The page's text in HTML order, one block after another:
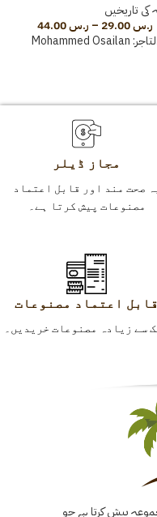
کی تاریخیں
ر.س29.00
– ر.س44.00
التاجر: Mohammed Osailan
مجاز ڈیلر
صحت مند اور قابل اعتماد
مصنوعات پیش کرتا ہے۔
قابل اعتماد مصنوعات
سے زیادہ مصنوعات خریدیں۔
پیش کرتا ہے جو